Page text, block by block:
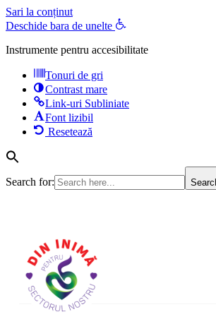
Sari la conținut
Deschide bara de unelte
Instrumente pentru accesibilitate
Tonuri de gri
Contrast mare
Link-uri Subliniate
Font lizibil
Resetează
Search for: